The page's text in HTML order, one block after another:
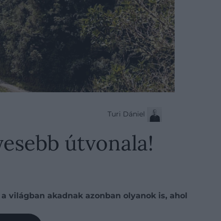
Turi Dániel
útvonala!
világban akadnak azonban olyanok is, ahol